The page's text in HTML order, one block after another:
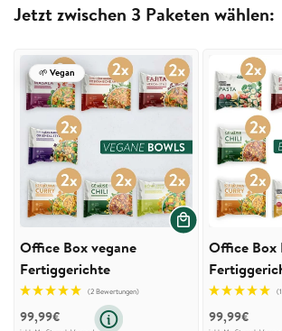
Jetzt zwischen 3 Paketen wählen:
🌱 Vegan
Office Box vegane
Fertiggerichte
(2 Bewertungen)
99,99€
Office Box
99,99€